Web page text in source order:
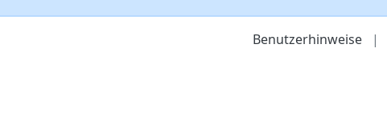
Benutzerhinweise |